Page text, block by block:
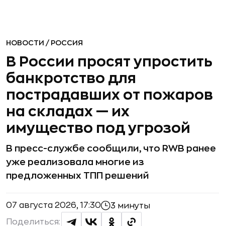
НОВОСТИ / РОССИЯ
В России просят упростить
банкротство для
пострадавших от пожаров
на складах — их
имущество под угрозой
В пресс-службе сообщили, что RWB ранее
уже реализовала многие из
предложенных ТПП решений
07 августа 2026, 17:30 3 минуты
Поделиться: